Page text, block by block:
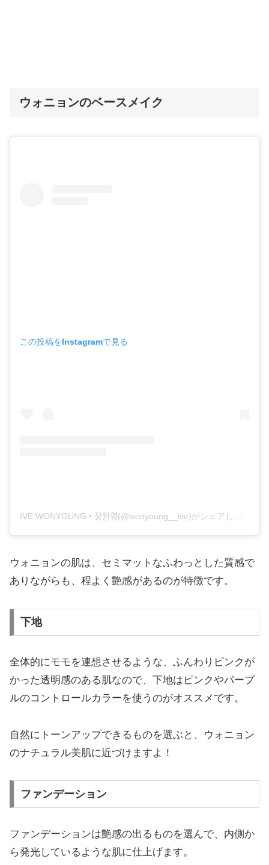
ウォニョンのベースメイク
この投稿をInstagramで見る
IVE WONYOUNG • 장원영(@wonyoung__ive)がシェアした投稿
ウォニョンの肌は、セミマットなふわっとした質感で
ありながらも、程よく艶感があるのが特徴です。
下地
全体的にモモを連想させるような、ふんわりピンクが
かった透明感のある肌なので、下地はピンクやパープ
ルのコントロールカラーを使うのがオススメです。
自然にトーンアップできるものを選ぶと、ウォニョン
のナチュラル美肌に近づけますよ！
ファンデーション
ファンデーションは艶感の出るものを選んで、内側か
ら発光しているような肌に仕上げます。